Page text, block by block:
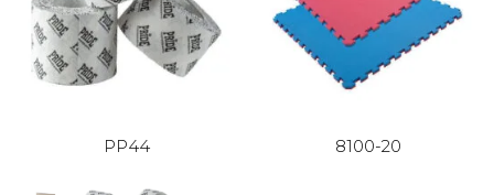
PP44 8100-20